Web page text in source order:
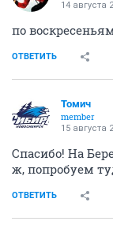
14 августа
по
ОТВЕТИТЬ
Томич
member
15 августа
Спасибо! На
ж, попробуем
ОТВЕТИТЬ